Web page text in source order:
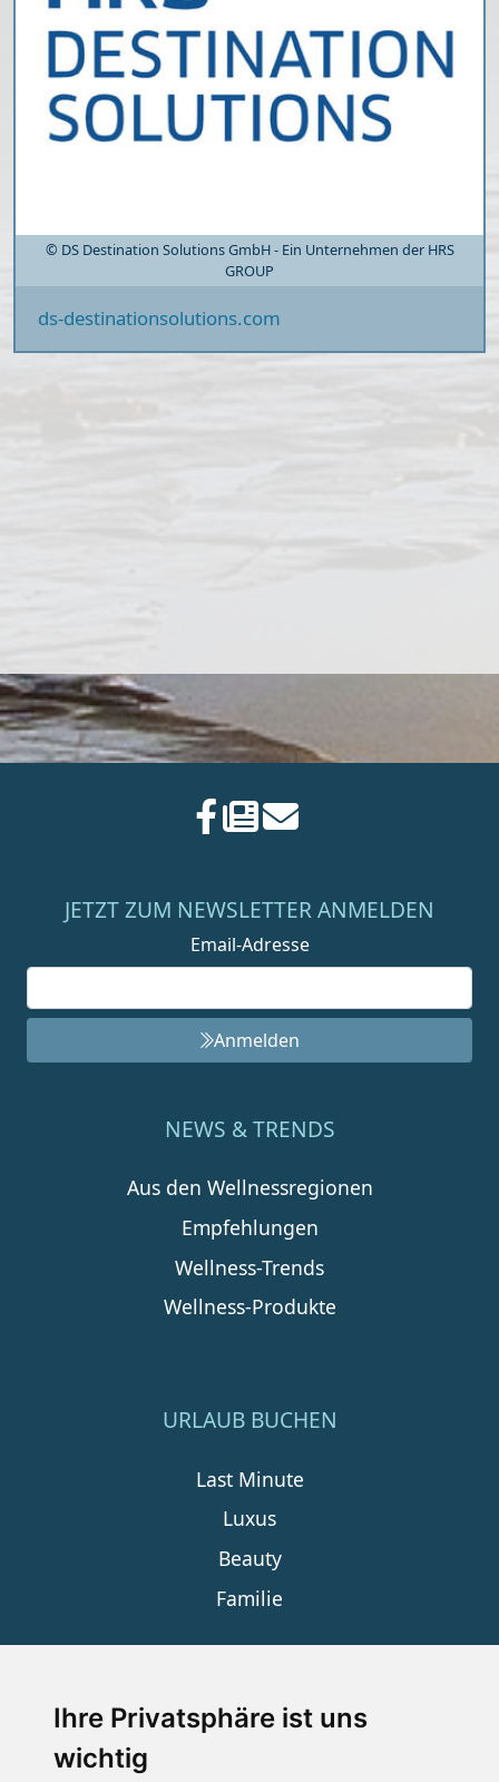
Ihre Privatsphäre ist uns
wichtig
© DS Destination Solutions GmbH - Ein Unternehmen der HRS
GROUP
ds-destinationsolutions.com
JETZT ZUM NEWSLETTER ANMELDEN
Email-Adresse
Anmelden
NEWS & TRENDS
Aus den Wellnessregionen
Empfehlungen
Wellness-Trends
Wellness-Produkte
URLAUB BUCHEN
Last Minute
Luxus
Beauty
Familie
SERVICE